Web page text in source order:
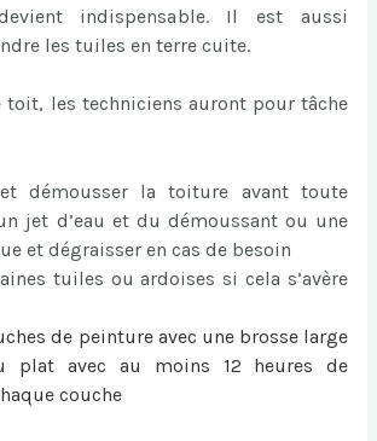
indispensable. Il est aussi
les tuiles en terre cuite.
toit, les techniciens auront pour tâche
démousser la toiture avant toute
jet d’eau et du démoussant ou une
et dégraisser en cas de besoin
tuiles ou ardoises si cela s’avère
de peinture avec une brosse large
plat avec au moins 12 heures de
couche